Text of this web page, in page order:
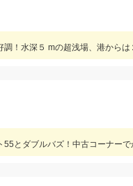
調！水深５ mの超浅場、港から
55とダブルバズ！中古コーナー